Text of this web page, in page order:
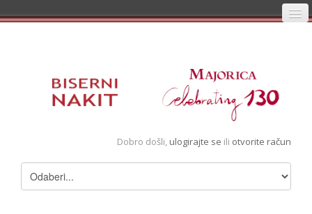
Registracija
Pregledani artikli
Dobro došli, ulogirajte se ili otvorite račun